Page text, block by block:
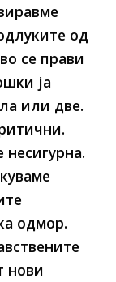
од
се прави
ја
или две.
одмор.
нови